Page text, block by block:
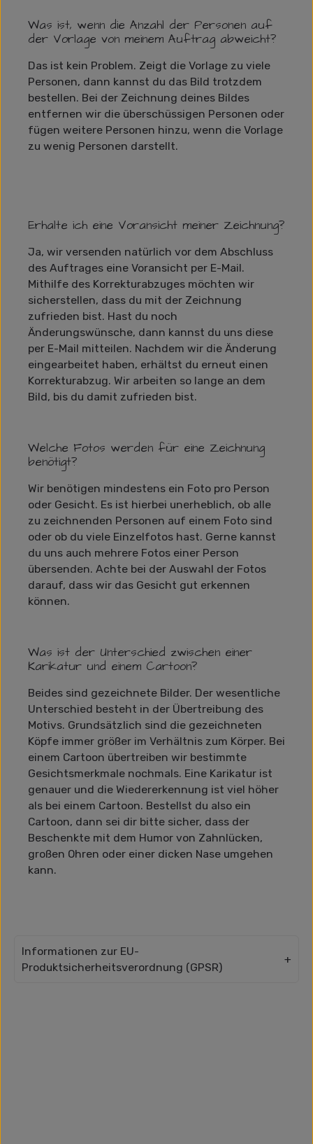
Was ist, wenn die Anzahl der Personen auf
der Vorlage von meinem Auftrag abweicht?
Das ist kein Problem. Zeigt die Vorlage zu viele
Personen, dann kannst du das Bild trotzdem
bestellen. Bei der Zeichnung deines Bildes
entfernen wir die überschüssigen Personen oder
fügen weitere Personen hinzu, wenn die Vorlage
zu wenig Personen darstellt.
Erhalte ich eine Voransicht meiner Zeichnung?
Ja, wir versenden natürlich vor dem Abschluss
des Auftrages eine Voransicht per E-Mail.
Mithilfe des Korrekturabzuges möchten wir
sicherstellen, dass du mit der Zeichnung
zufrieden bist. Hast du noch
Änderungswünsche, dann kannst du uns diese
per E-Mail mitteilen. Nachdem wir die Änderung
eingearbeitet haben, erhältst du erneut einen
Korrekturabzug. Wir arbeiten so lange an dem
Bild, bis du damit zufrieden bist.
Welche Fotos werden für eine Zeichnung
benötigt?
Wir benötigen mindestens ein Foto pro Person
oder Gesicht. Es ist hierbei unerheblich, ob alle
zu zeichnenden Personen auf einem Foto sind
oder ob du viele Einzelfotos hast. Gerne kannst
du uns auch mehrere Fotos einer Person
übersenden. Achte bei der Auswahl der Fotos
darauf, dass wir das Gesicht gut erkennen
können.
Was ist der Unterschied zwischen einer
Karikatur und einem Cartoon?
Beides sind gezeichnete Bilder. Der wesentliche
Unterschied besteht in der Übertreibung des
Motivs. Grundsätzlich sind die gezeichneten
Köpfe immer größer im Verhältnis zum Körper. Bei
einem Cartoon übertreiben wir bestimmte
Gesichtsmerkmale nochmals. Eine Karikatur ist
genauer und die Wiedererkennung ist viel höher
als bei einem Cartoon. Bestellst du also ein
Cartoon, dann sei dir bitte sicher, dass der
Beschenkte mit dem Humor von Zahnlücken,
großen Ohren oder einer dicken Nase umgehen
kann.
Informationen zur EU-
Produktsicherheitsverordnung (GPSR)